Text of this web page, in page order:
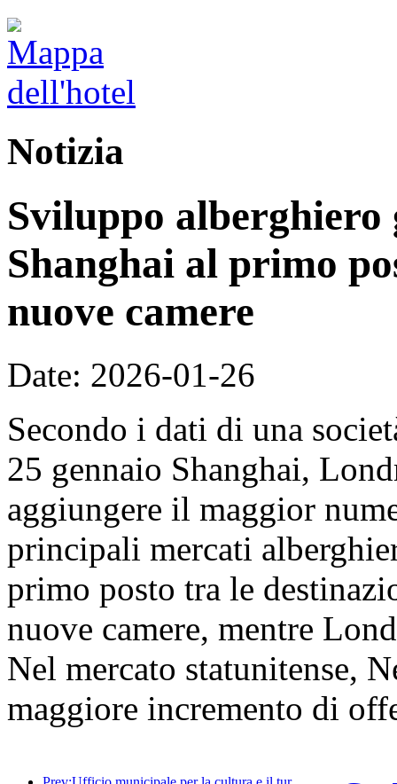
Notizia
Sviluppo alberghiero
Shanghai al primo
nuove camere
Date: 2026-01-26
Secondo i dati di una
25 gennaio Shanghai,
aggiungere il maggior
principali mercati
primo posto tra le
nuove camere, mentre
Nel mercato statunitense,
maggiore incremento di